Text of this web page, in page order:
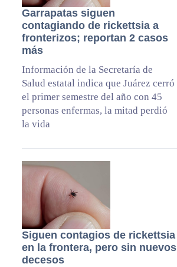
Garrapatas siguen
contagiando de rickettsia a
fronterizos; reportan 2 casos
más
Información de la Secretaría de
Salud estatal indica que Juárez cerró
el primer semestre del año con 45
personas enfermas, la mitad perdió
la vida
Siguen contagios de rickettsia
en la frontera, pero sin nuevos
decesos